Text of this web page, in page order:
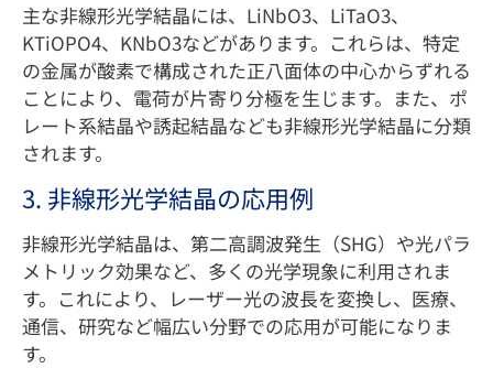
主な非線形光学結晶には、LiNbO3、LiTaO3、
KTiOPO4、KNbO3などがあります。これらは、特定
の金属が酸素で構成された正八面体の中心からずれる
ことにより、電荷が片寄り分極を生じます。また、ポ
レート系結晶や誘起結晶なども非線形光学結晶に分類
されます。
3. 非線形光学結晶の応用例
非線形光学結晶は、第二高調波発生（SHG）や光パラ
メトリック効果など、多くの光学現象に利用されま
す。これにより、レーザー光の波長を変換し、医療、
通信、研究など幅広い分野での応用が可能になりま
す。